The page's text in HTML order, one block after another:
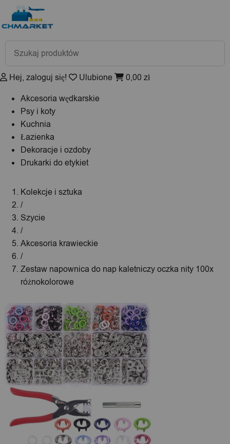
Wyszukiwarka
produktów
Hej, zaloguj się! Ulubione 0,00 zł
Akcesoria wędkarskie
Psy i koty
Kuchnia
Łazienka
Dekoracje i ozdoby
Drukarki do etykiet
Kolekcje i sztuka
/
Szycie
/
Akcesoria krawieckie
/
Zestaw napownica do nap kaletniczy oczka nity 100x
różnokolorowe